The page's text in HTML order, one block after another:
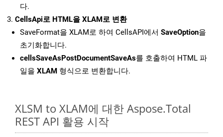
다.
CellsApi로 HTML을 XLAM로 변환
SaveFormat을 XLAM로 하여 CellsAPI에서 SaveOption을
초기화합니다.
cellsSaveAsPostDocumentSaveAs를 호출하여 HTML 파
일을 XLAM 형식으로 변환합니다.
XLSM to XLAM에 대한 Aspose.Total
REST API 활용 시작